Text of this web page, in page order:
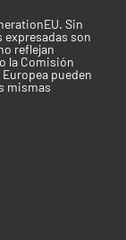
Sin
expresadas son
reflejan
la Comisión
pueden
mismas